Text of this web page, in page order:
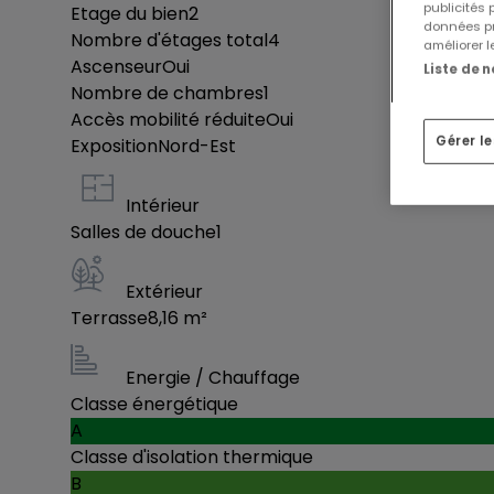
Etage du bien2
Nombre d'étages total4
AscenseurOui
Nombre de chambres1
Accès mobilité réduiteOui
ExpositionNord-Est
Intérieur
Salles de douche1
Extérieur
Terrasse8,16 m²
Energie / Chauffage
Classe énergétique
A
Classe d'isolation thermique
B
publicités
données
améliorer
Liste de
Gérer